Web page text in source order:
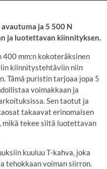
ja 5 500 N
ja luotettavan kiinnityksen.
400 mm:n kokoteräksinen
kiinnitystehtäviin niin
Tämä puristin tarjoaa jopa 5
voimakkaan ja
Sen taotut ja
takaavat erinomaisen
mikä tekee siitä luotettavan
kuuluu T-kahva, joka
tehokkaan voiman siirron.